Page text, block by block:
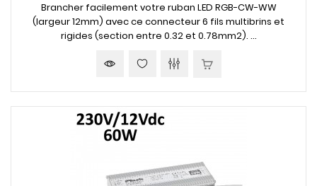
Brancher facilement votre ruban LED RGB-CW-WW
(largeur 12mm) avec ce connecteur 6 fils multibrins et
rigides (section entre 0.32 et 0.78mm2). ...